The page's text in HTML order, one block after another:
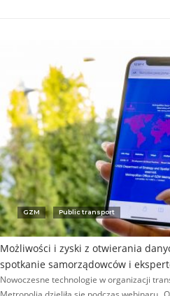
GZM Public transport
Możliwości i zyski z otwierania
spotkanie samorządowców i
Nowoczesne technologie w organizacji